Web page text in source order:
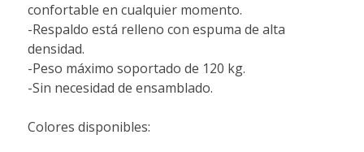
confortable en cualquier momento.
-Respaldo está relleno con espuma de alta
densidad.
-Peso máximo soportado de 120 kg.
-Sin necesidad de ensamblado.
Colores disponibles: